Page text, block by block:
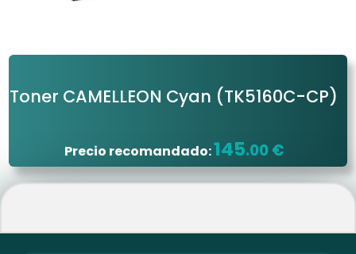
Toner CAMELLEON Cyan (TK5160C-CP)
Precio recomandado:145.00 €